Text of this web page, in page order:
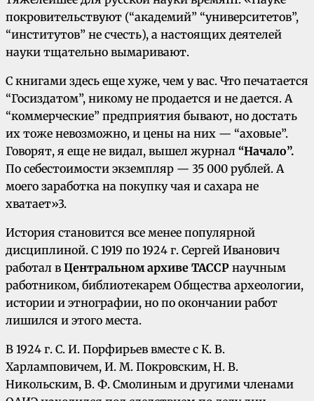
покровительствуют (“академий” “университетов”,
“институтов” не счесть), а настоящих деятелей
науки тщательно вымаривают.
С книгами здесь еще хуже, чем у вас. Что печатается
“Госиздатом”, никому не продается и не дается. А
“коммерческие” предприятия бывают, но достать
их тоже невозможно, и цены на них — “аховые”.
Говорят, я еще не видал, вышел журнал “Начало”.
По себестоимости экземпляр — 35 000 рублей. А
моего заработка на покупку чая и сахара не
хватает»3.
История становится все менее популярной
дисциплиной. С 1919 по 1924 г. Сергей Иванович
работал в Центральном архиве ТАССР научным
работником, библиотекарем Общества археологии,
истории и этнографии, но по окончании работ
лишился и этого места.
В 1924 г. С. И. Порфирьев вместе с К. В.
Харламповичем, И. М. Покровским, Н. В.
Никольским, В. Ф. Смолиным и другими членами